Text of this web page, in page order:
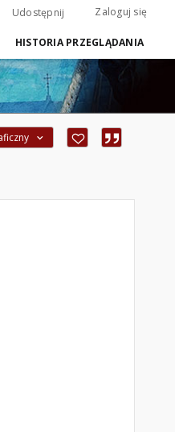
Udostępnij Zaloguj się
HISTORIA PRZEGLĄDANIA